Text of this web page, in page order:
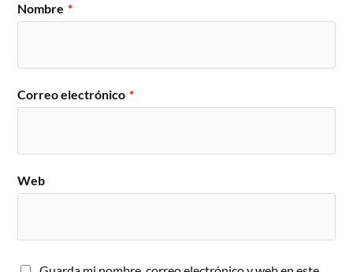
Nombre *
Correo electrónico *
Web